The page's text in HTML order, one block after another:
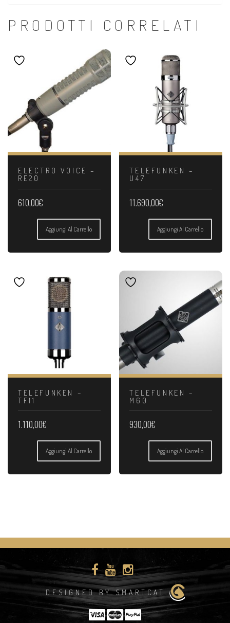
PRODOTTI CORRELATI
ELECTRO VOICE –
RE20
610,00€
Aggiungi Al Carrello
TELEFUNKEN –
U47
11.690,00€
Aggiungi Al Carrello
TELEFUNKEN –
TF11
1.110,00€
Aggiungi Al Carrello
TELEFUNKEN –
M60
930,00€
Aggiungi Al Carrello
DESIGNED BY SMARTCAT